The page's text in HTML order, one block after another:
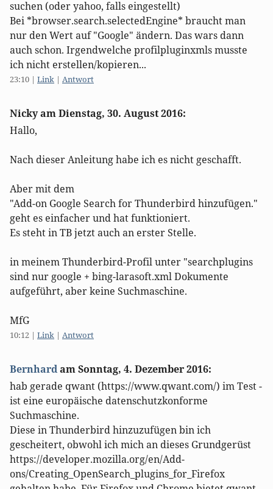
suchen (oder yahoo, falls eingestellt)
Bei *browser.search.selectedEngine* braucht man
nur den Wert auf "Google" ändern. Das wars dann
auch schon. Irgendwelche profilpluginxmls musste
ich nicht erstellen/kopieren...
23:10 | Link | Antwort
Nicky amDienstag, 30. August 2016:
Hallo,
Nach dieser Anleitung habe ich es nicht geschafft.
Aber mit dem
"Add-on Google Search for Thunderbird hinzufügen."
geht es einfacher und hat funktioniert.
Es steht in TB jetzt auch an erster Stelle.
in meinem Thunderbird-Profil unter "searchplugins
sind nur google + bing-larasoft.xml Dokumente
aufgeführt, aber keine Suchmaschine.
MfG
10:12 | Link | Antwort
BernhardamSonntag, 4. Dezember 2016:
hab gerade qwant (https://www.qwant.com/) im Test -
ist eine europäische datenschutzkonforme
Suchmaschine.
Diese in Thunderbird hinzuzufügen bin ich
gescheitert, obwohl ich mich an dieses Grundgerüst
https://developer.mozilla.org/en/Add-
ons/Creating_OpenSearch_plugins_for_Firefox